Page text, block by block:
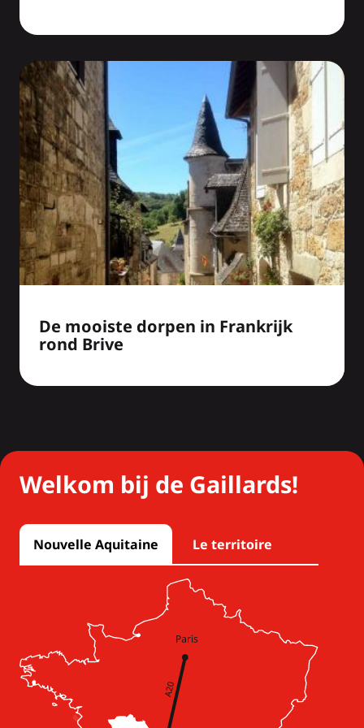
De mooiste dorpen in Frankrijk
rond Brive
Welkom bij de Gaillards!
Nouvelle Aquitaine Le territoire